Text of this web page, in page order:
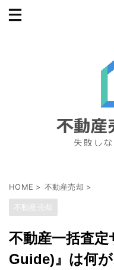
HOME > 不動産売却 >
不動産売却
不動産一括査
Guide)』は何